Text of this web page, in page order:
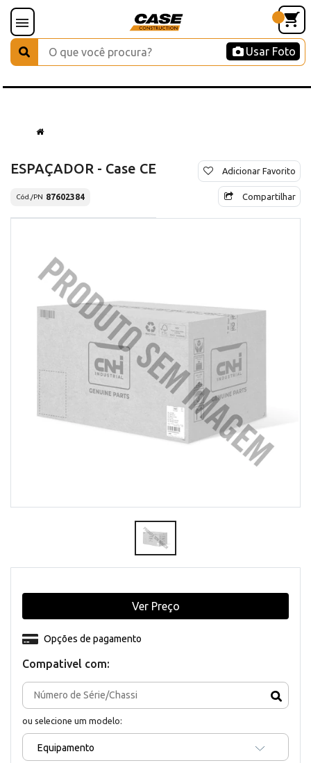
Usar Foto
ESPAÇADOR - Case CE
Cód./PN 87602384
Adicionar Favorito
Compartilhar
Compativel com:
ou selecione um modelo:
Equipamento
Opções de pagamento
Ver Preço